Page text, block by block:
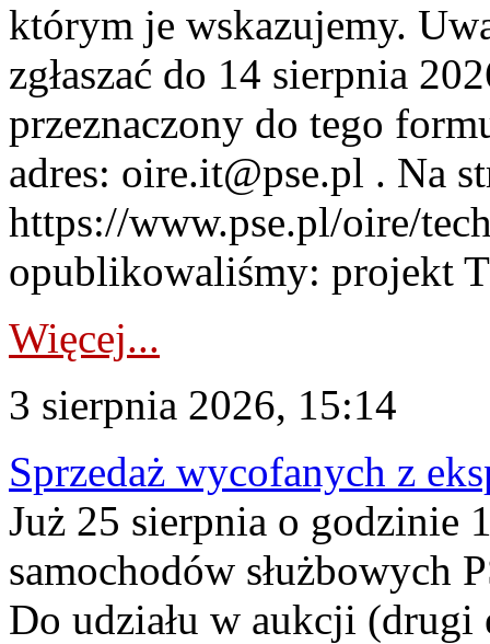
którym je wskazujemy.
zgłaszać do 14 sierpnia
przeznaczony do tego
adres: oire.it@pse.pl . Na
https://www.pse.pl/oire/
opublikowaliśmy: projekt
Więcej...
3 sierpnia 2026, 15:14
Sprzedaż wycofanych z
Już 25 sierpnia o godzinie
samochodów służbowych
Do udziału w aukcji (drugi